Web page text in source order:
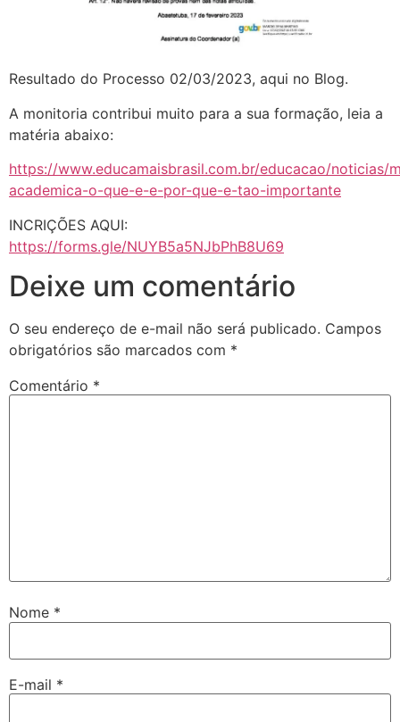
Resultado do Processo 02/03/2023, aqui no Blog.
A monitoria contribui muito para a sua formação, leia a
matéria abaixo:
https://www.educamaisbrasil.com.br/educacao/noticias/
academica-o-que-e-e-por-que-e-tao-importante
INCRIÇÕES AQUI:
https://forms.gle/NUYB5a5NJbPhB8U69
Deixe um comentário
O seu endereço de e-mail não será publicado. Campos
obrigatórios são marcados com *
Comentário *
Nome *
E-mail *